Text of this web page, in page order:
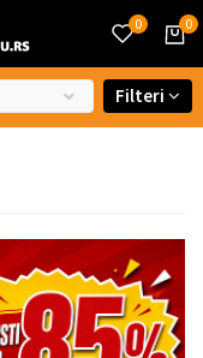
0
0
Filteri